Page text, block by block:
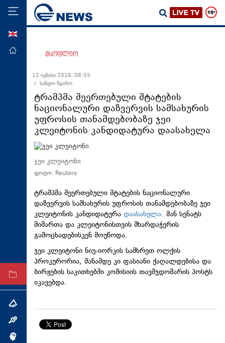
მთავარი
ეკონომიკა
მსოფლიო
ჯანდაცვა
საზოგადოება
სამართალი
კულტურა
სპორტი
ტექნოლოგიები
ტაბლოიდი
არქივი
ინტერვიუ
მსოფლიო
12 ივნისი 2026, 08:55
/ სანდო წყარო
ტრამპმა შეერთებული შტატების
ნაციონალური დაზვერვის სამსახურის
უფროსის თანამდებობაზე ჯეი
კლეიტონის კანდიდატურა დაასახელა
ჯეი კლეიტონი
ფოტო: Reuters
ტრამპმა შეერთებული შტატების ნაციონალური
დაზვერვის სამსახურის უფროსის თანამდებობაზე ჯეი
კლეიტონის კანდიდატურა დაასახელა. მან სენატს
მიმართა და კლეიტონისთვის მხარდაჭერის
გამოცხადებისკენ მოუწოდა.
ჯეი კლეიტონი ნიუ-იორკის სამხრეთ ოლქის
პროკურორია, მანამდე კი ფასიანი ქაღალდებისა და
ბირჟების საკითხებში კომისიის თავმჯდომარის პოსტს
იკავებდა.